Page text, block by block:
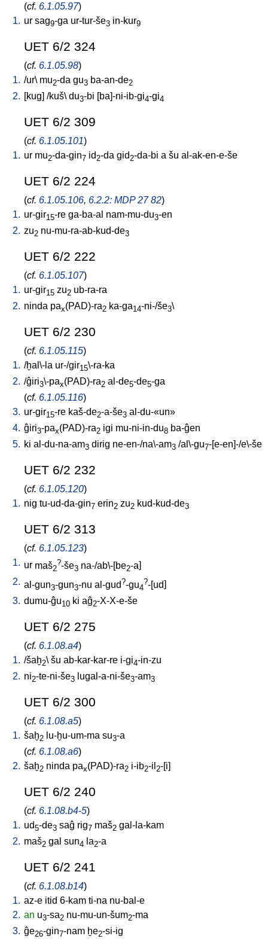
(cf. 6.1.05.97)
1. ur sag9-ga ur-tur-še3 in-kur9
UET 6/2 324
(cf. 6.1.05.98)
1. /ur\ mu2-da gu3 ba-an-de2
2. [kug] /kuš\ du3-bi [ba]-ni-ib-gi4-gi4
UET 6/2 309
(cf. 6.1.05.101)
1. ur mu2-da-gin7 id2-da gid2-da-bi a šu al-ak-en-e-še
UET 6/2 224
(cf. 6.1.05.106, 6.2.2: MDP 27 82)
1. ur-gir15-re ga-ba-al nam-mu-du3-en
2. zu2 nu-mu-ra-ab-kud-de3
UET 6/2 222
(cf. 6.1.05.107)
1. ur-gir15 zu2 ub-ra-ra
2. ninda pax(PAD)-ra2 ka-ga14-ni-/še3\
UET 6/2 230
(cf. 6.1.05.115)
1. /ḫal\-la ur-/gir15\-ra-ka
2. /ĝiri3\-pax(PAD)-ra2 al-de5-de5-ga
(cf. 6.1.05.116)
3. ur-gir15-re kaš-de2-a-še3 al-du-«un»
4. ĝiri3-pax(PAD)-ra2 igi mu-ni-in-du8 ba-ĝen
5. ki al-du-na-am3 dirig ne-en-/na\-am3 /al\-gu7-[e-en]-/e\-še
UET 6/2 232
(cf. 6.1.05.120)
1. nig tu-ud-da-gin7 erin2 zu2 kud-kud-de3
UET 6/2 313
(cf. 6.1.05.123)
1. ur maš2
?-še3 na-/ab\-[be2-a
2. al-gun3-gun3-nu al-gud?-gu4
?-[ud
3. dumu-ĝu10 ki aĝ2-X-X-e-še
UET 6/2 275
(cf. 6.1.08.a4)
1. /šaḫ2\ šu ab-kar-kar-re i-gi4-in-zu
2. ni2-te-ni-še3 lugal-a-ni-še3-am3
UET 6/2 300
(cf. 6.1.08.a5)
1. šaḫ2 lu-ḫu-um-ma su3-a
(cf. 6.1.08.a6)
2. šaḫ2 ninda pax(PAD)-ra2 i-ib2-il 2-[i]
UET 6/2 240
(cf. 6.1.08.b4-5)
1. ud5-de3 saĝ rig7 maš2 gal-la-kam
2. maš2 gal sun4 la2-a
UET 6/2 241
(cf. 6.1.08.b14)
1. az-e itid 6-kam ti-na nu-bal-e
2. an u3-sa2 nu-mu-un-šum2-ma
3. ĝe26-gin7-nam ḫe2-si-ig